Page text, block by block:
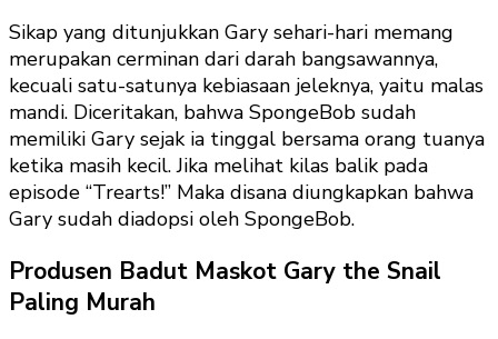
Sikap yang ditunjukkan Gary sehari-hari memang
merupakan cerminan dari darah bangsawannya,
kecuali satu-satunya kebiasaan jeleknya, yaitu malas
mandi. Diceritakan, bahwa SpongeBob sudah
memiliki Gary sejak ia tinggal bersama orang tuanya
ketika masih kecil. Jika melihat kilas balik pada
episode “Trearts!” Maka disana diungkapkan bahwa
Gary sudah diadopsi oleh SpongeBob.
Produsen Badut Maskot Gary the Snail
Paling Murah